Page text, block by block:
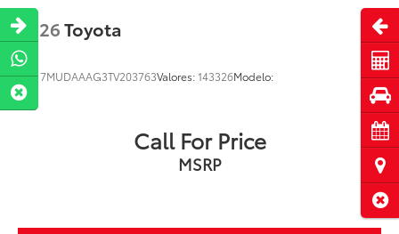
2026Toyota
VIN:7MUDAAAG3TV203763Valores:143326Modelo:
Call For Price
MSRP